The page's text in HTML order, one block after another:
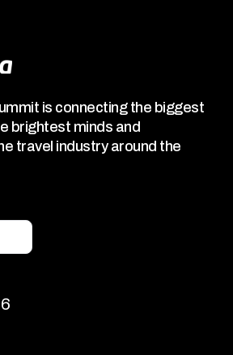
is connecting the biggest
brightest minds and
travel industry around the